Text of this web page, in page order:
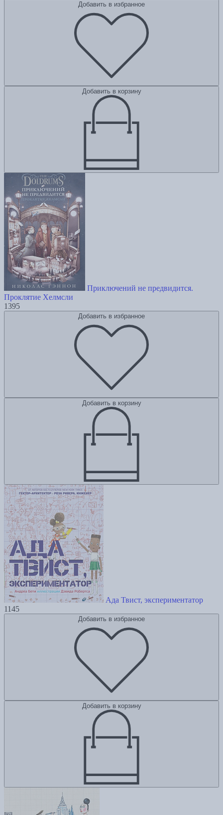
Добавить в избранное
Добавить в корзину
Приключений не предвидится.
Проклятие Хелмсли
1395
Добавить в избранное
Добавить в корзину
Ада Твист, экспериментатор
1145
Добавить в избранное
Добавить в корзину